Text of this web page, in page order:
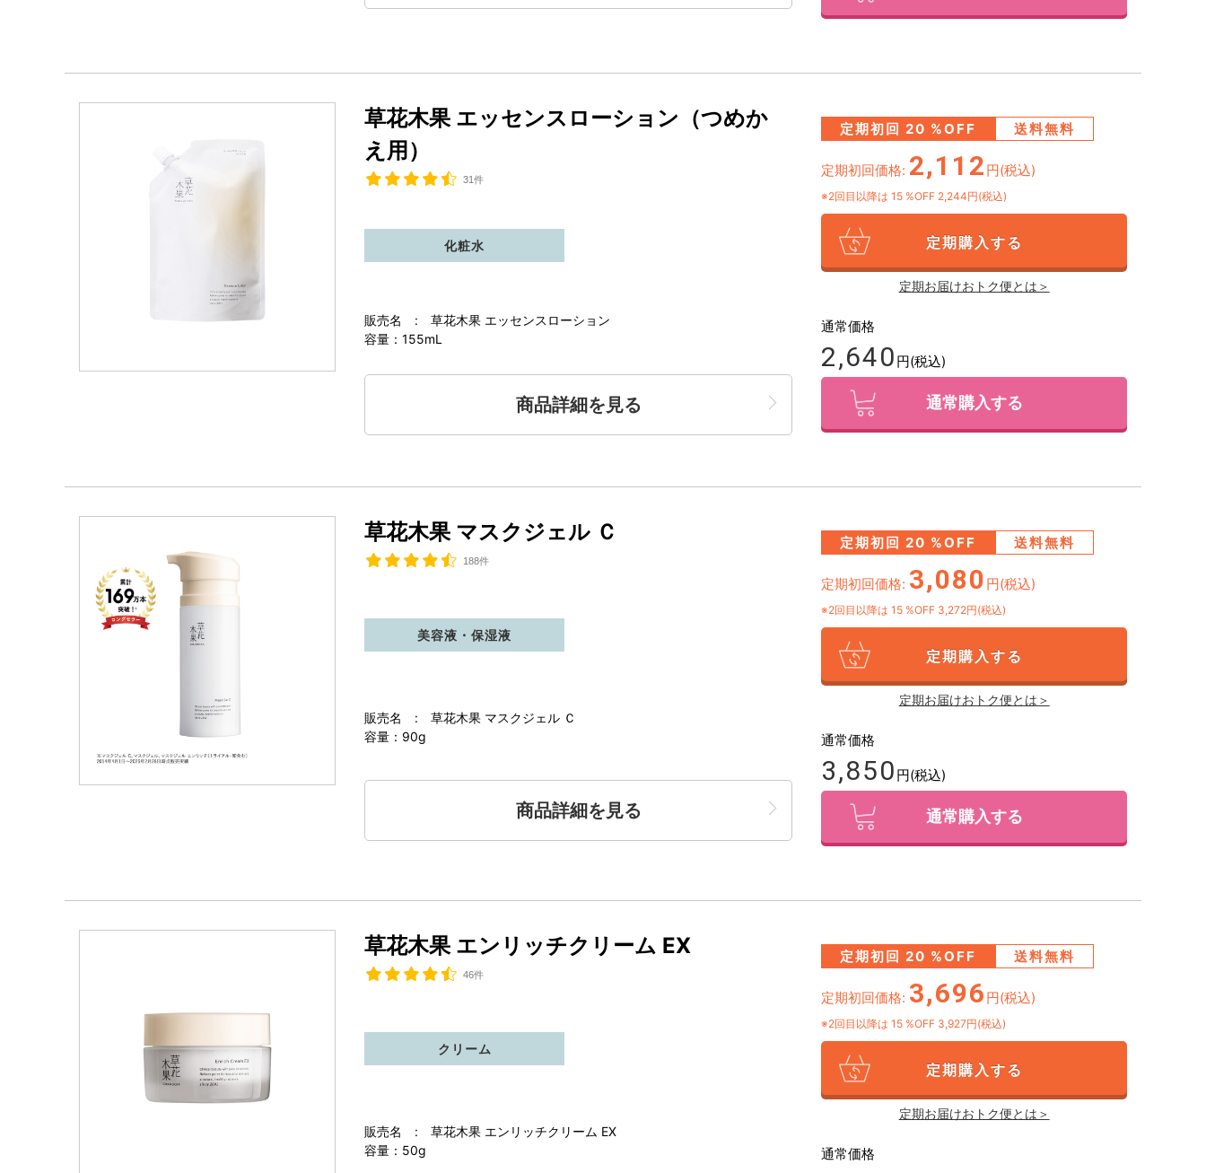
草花木果 エッセンスローション（つめか
え用）
31件
販売名 : 草花木果 エッセンスローション
容量：155mL
化粧水
商品詳細を見る
定期初回 20 %OFF 送料無料
定期初回価格: 2,112 円(税込)
※2回目以降は 15 %OFF 2,244円(税込)
定期購入する
定期お届けおトク便とは＞
通常価格
2,640 円(税込)
通常購入する
草花木果 マスクジェル Ｃ
188件
販売名 : 草花木果 マスクジェル Ｃ
容量：90g
美容液・保湿液
商品詳細を見る
定期初回 20 %OFF 送料無料
定期初回価格: 3,080 円(税込)
※2回目以降は 15 %OFF 3,272円(税込)
定期購入する
定期お届けおトク便とは＞
通常価格
3,850 円(税込)
通常購入する
草花木果 エンリッチクリーム EX
46件
販売名 : 草花木果 エンリッチクリーム EX
容量：50g
クリーム
定期初回 20 %OFF 送料無料
定期初回価格: 3,696 円(税込)
※2回目以降は 15 %OFF 3,927円(税込)
定期購入する
定期お届けおトク便とは＞
通常価格